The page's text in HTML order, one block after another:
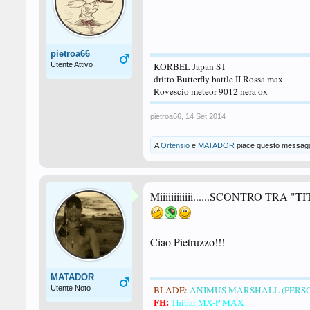
pietroa66
Utente Attivo
KORBEL Japan ST
dritto Butterfly battle II Rossa max
Rovescio meteor 9012 nera ox
pietroa66 14 Set 2014
AOrtensio e MATADOR piace questo
MATADOR
Utente Noto
Miiiiiiiiiiii......SCONTRO TRA
Ciao Pietruzzo!!!
BLADE: ANIMUS MARSHALL
FH:Thibar MX-P MAX